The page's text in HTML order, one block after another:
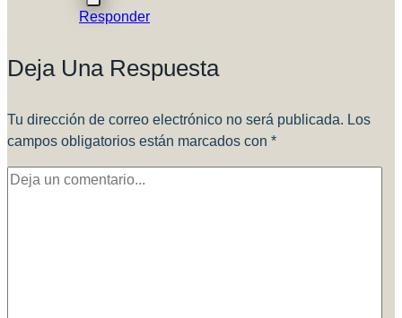
Responder
Deja Una Respuesta
Tu dirección de correo electrónico no será publicada. Los
campos obligatorios están marcados con *